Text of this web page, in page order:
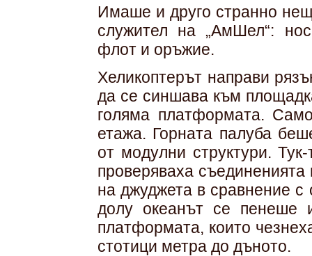
Имаше и друго странно
служител на „АмШел“:
флот и оръжие.
Хеликоптерът направи
да се синшава към
голяма платформата.
етажа. Горната палуба
от модулни структури.
проверяваха
на джуджета в сравнение
долу океанът се пенеше
платформата, които
стотици метра до дъното.